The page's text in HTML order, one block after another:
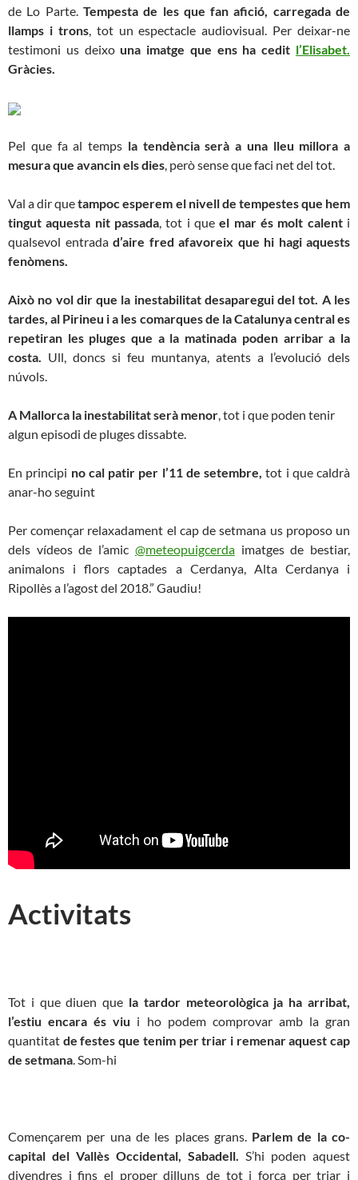
de Lo Parte.Tempesta de les que fan afició, carregada de
llamps i trons, tot un espectacle audiovisual. Per deixar-ne
testimoni us deixouna imatge que ens ha cedit l’Elisabet.
Gràcies.
Pel que fa al temps la tendència serà a una lleu millora a
mesura que avancin els dies, però sense que faci net del tot.
Val a dir quetampoc esperem el nivell de tempestes que hem
tingut aquesta nit passada, tot i queel mar és molt calenti
qualsevol entrada d’aire fred afavoreix que hi hagi aquests
fenòmens.
Això no vol dir que la inestabilitat desaparegui del tot. A les
tardes, al Pirineu i a les comarques de la Catalunya central es
repetiran les pluges que a la matinada poden arribar a la
costa. Ull, doncs si feu muntanya, atents a l’evolució dels
núvols.
A Mallorca la inestabilitat serà menor, tot i que poden tenir
algun episodi de pluges dissabte.
En principi no cal patir per l’11 de setembre, tot i que caldrà
anar-ho seguint
Per començar relaxadament el cap de setmana us proposo un
dels vídeos de l’amic @meteopuigcerdaimatges de bestiar,
animalons i flors captades a Cerdanya, Alta Cerdanya i
Ripollès a l’agost del 2018.” Gaudiu!
Activitats
Tot i que diuen que la tardor meteorològica ja ha arribat,
l’estiu encara és viu i ho podem comprovar amb la gran
quantitat de festes que tenim per triar i remenar aquest cap
de setmana. Som-hi
Començarem per una de les places grans. Parlem de la co-
capital del Vallès Occidental, Sabadell. S’hi poden aquest
divendres i fins el proper dilluns de tot i força per triar i